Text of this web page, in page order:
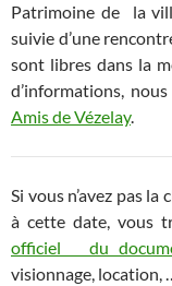
Patrimoine de la
suivie d’une
sont libres dans la
d’informations,
Amis de Vézelay.
Si vous n’avez pas
à cette date, vous
officiel du
visionnage, location,